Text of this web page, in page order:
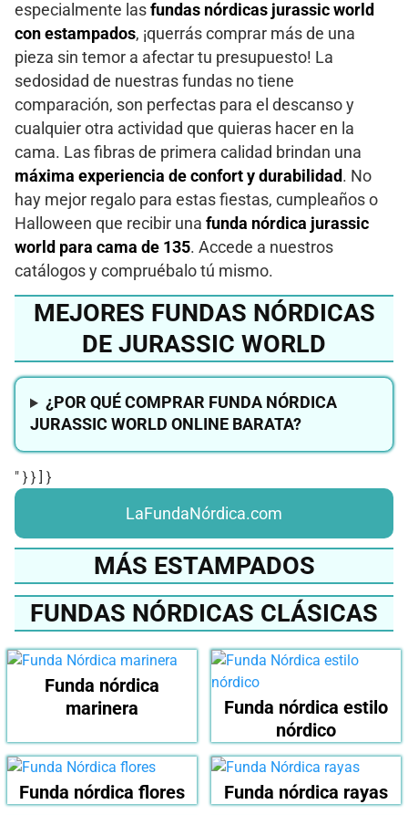
especialmente las fundas nórdicas jurassic world
con estampados, ¡querrás comprar más de una
pieza sin temor a afectar tu presupuesto! La
sedosidad de nuestras fundas no tiene
comparación, son perfectas para el descanso y
cualquier otra actividad que quieras hacer en la
cama. Las fibras de primera calidad brindan una
máxima experiencia de confort y durabilidad . No
hay mejor regalo para estas fiestas, cumpleaños o
Halloween que recibir una funda nórdica jurassic
world para cama de 135. Accede a nuestros
catálogos y compruébalo tú mismo.
MEJORES FUNDAS NÓRDICAS
DE JURASSIC WORLD
¿POR QUÉ COMPRAR FUNDA NÓRDICA
JURASSIC WORLD ONLINE BARATA?
" } } ] }
LaFundaNórdica.com
MÁS ESTAMPADOS
FUNDAS NÓRDICAS CLÁSICAS
Funda nórdica
marinera
Funda nórdica estilo
nórdico
Funda nórdica flores Funda nórdica rayas